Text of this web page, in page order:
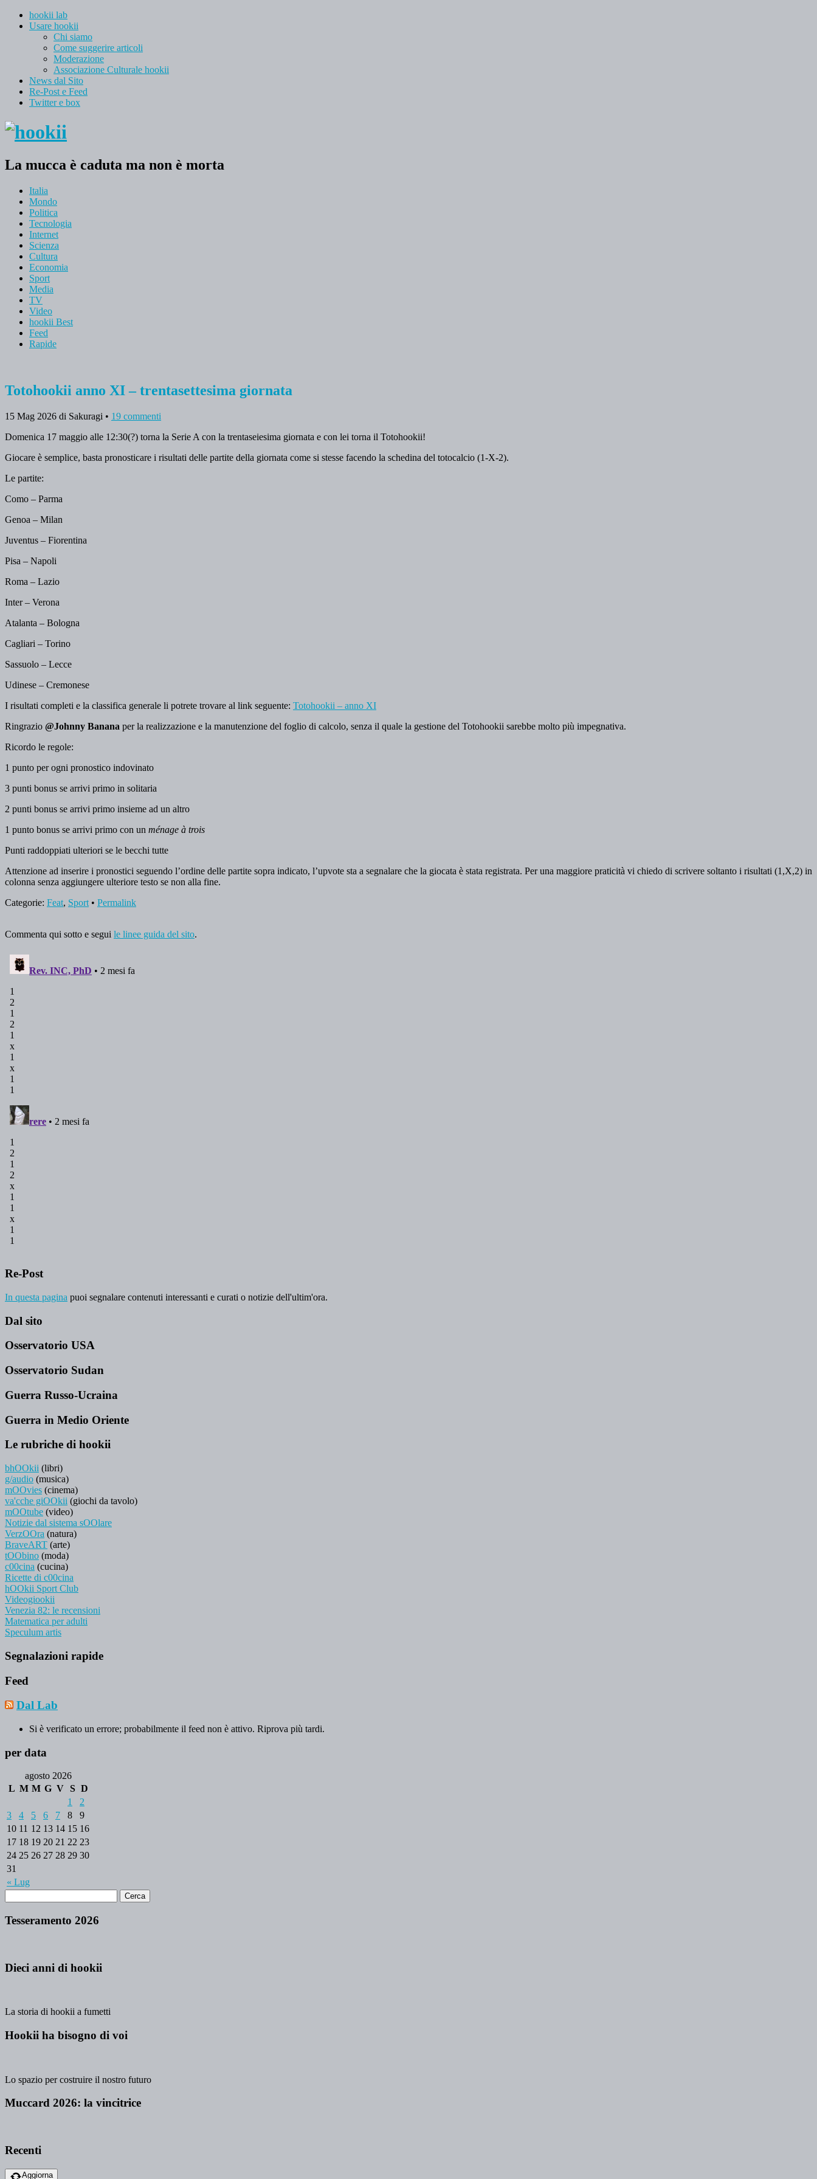
hookii lab
Usare hookii
Chi siamo
Come suggerire articoli
Moderazione
Associazione Culturale hookii
News dal Sito
Re-Post e Feed
Twitter e box
La mucca è caduta ma non è morta
Italia
Mondo
Politica
Tecnologia
Internet
Scienza
Cultura
Economia
Sport
Media
TV
Video
hookii Best
Feed
Rapide
Totohookii anno XI – trentasettesima giornata
15 Mag 2026 di Sakuragi • 19 commenti
Domenica 17 maggio alle 12:30(?) torna la Serie A con la trentaseiesima giornata e con lei torna il Totohookii!
Giocare è semplice, basta pronosticare i risultati delle partite della giornata come si stesse facendo la schedina del totocalcio (1-X-2).
Le partite:
Como – Parma
Genoa – Milan
Juventus – Fiorentina
Pisa – Napoli
Roma – Lazio
Inter – Verona
Atalanta – Bologna
Cagliari – Torino
Sassuolo – Lecce
Udinese – Cremonese
I risultati completi e la classifica generale li potrete trovare al link seguente: Totohookii – anno XI
Ringrazio @Johnny Banana per la realizzazione e la manutenzione del foglio di calcolo, senza il quale la gestione del Totohookii sarebbe molto più impegnativa.
Ricordo le regole:
1 punto per ogni pronostico indovinato
3 punti bonus se arrivi primo in solitaria
2 punti bonus se arrivi primo insieme ad un altro
1 punto bonus se arrivi primo con un ménage à trois
Punti raddoppiati ulteriori se le becchi tutte
Attenzione ad inserire i pronostici seguendo l’ordine delle partite sopra indicato, l’upvote sta a segnalare che la giocata è stata registrata. Per una maggiore praticità vi chiedo di scrivere soltanto i risultati (1,X,2) in
colonna senza aggiungere ulteriore testo se non alla fine.
Categorie: Feat, Sport • Permalink
Commenta qui sotto e segui le linee guida del sito.
Re-Post
In questa pagina puoi segnalare contenuti interessanti e curati o notizie dell'ultim'ora.
Dal sito
Osservatorio USA
Osservatorio Sudan
Guerra Russo-Ucraina
Guerra in Medio Oriente
Le rubriche di hookii
bhOOkii (libri)
g/audio (musica)
mOOvies (cinema)
va'cche giOOkii (giochi da tavolo)
mOOtube (video)
Notizie dal sistema sOOlare
VerzOOra (natura)
BraveART (arte)
tOObino (moda)
c00cina (cucina)
Ricette di c00cina
hOOkii Sport Club
Videogiookii
Venezia 82: le recensioni
Matematica per adulti
Speculum artis
Segnalazioni rapide
Feed
Dal Lab
Si è verificato un errore; probabilmente il feed non è attivo. Riprova più tardi.
per data
agosto 2026
L M M G V S D
« Lug
1
2
3
4 5 6 7 8
9
10 11 12 13 14 15 16
17 18 19 20 21 22 23
24 25 26 27 28 29 30
31
Tesseramento 2026
Dieci anni di hookii
La storia di hookii a fumetti
Hookii ha bisogno di voi
Lo spazio per costruire il nostro futuro
Muccard 2026: la vincitrice
Recenti
Aggiorna